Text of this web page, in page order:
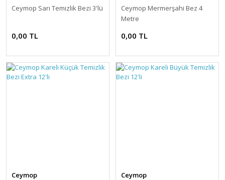
Ceymop Sarı Temizlik Bezi 3'lü
0,00 TL
Ceymop Mermerşahi Bez 4
Metre
0,00 TL
Ceymop
Ceymop